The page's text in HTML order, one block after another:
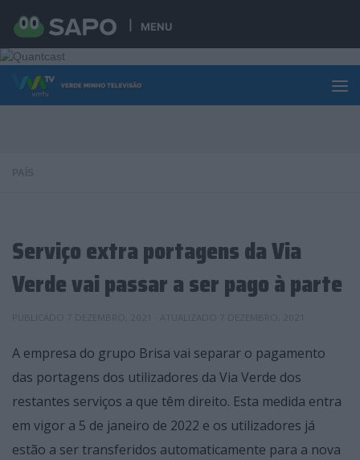
MENU
Skip to content
Serviço extra portagens da Via
Verde vai passar a ser pago à parte
A empresa do grupo Brisa vai separar o pagamento
das portagens dos utilizadores da Via Verde dos
restantes serviços a que têm direito. Esta medida entra
em vigor a 5 de janeiro de 2022 e os utilizadores já
estão a ser transferidos automaticamente para a nova